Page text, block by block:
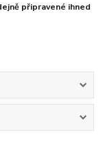
připravené ihned